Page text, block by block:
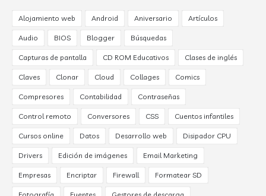
Alojamiento web Android Aniversario Artículos
Audio BIOS Blogger Búsquedas
Capturas de pantalla CD ROM Educativos Clases de inglés
Claves Clonar Cloud Collages Comics
Compresores Contabilidad Contraseñas
Control remoto Conversores CSS Cuentos infantiles
Cursos online Datos Desarrollo web Disipador CPU
Drivers Edición de imágenes Email Marketing
Empresas Encriptar Firewall Formatear SD